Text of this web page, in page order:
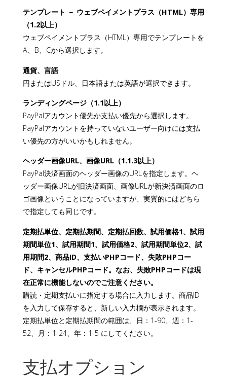
テンプレート － ウェブペイメントプラス（HTML）専用
（1.2以上）
ウェブペイメントプラス（HTML）専用でテンプレートを
A、B、Cから選択します。
通貨、言語
円またはUSドル、日本語または英語が選択できます。
ランディングページ（1.1以上）
PayPalアカウント優先か支払い優先から選択します。
PayPalアカウントを持っていないユーザー向けには支払
い優先の方がいいかもしれません。
ヘッダー画像URL、画像URL（1.1.3以上）
PayPal決済画面のヘッダー画像のURLを指定します。ヘ
ッダー画像URLが旧決済画面、画像URLが新決済画面のロ
ゴ画像ということになっていますが、実質的にはどちら
で指定しても同じです。
定期払単位、定期払期間、定期払回数、試用価格1、試用
期間単位1、試用期間1、試用価格2、試用期間単位2、試
用期間2、商品ID、支払いPHPコード、失敗PHPコー
ド、キャンセルPHPコード。なお、失敗PHPコードは現
在正常に機能しないのでご注意ください。
購読・定期支払いに指定する場合に入力します。商品ID
を入力して保存すると、新しい入力欄が表示されます。
定期払単位と定期払期間の範囲は、日：1-90、週：1-
52、月：1-24、年：1-5 にしてください。
支払オプション